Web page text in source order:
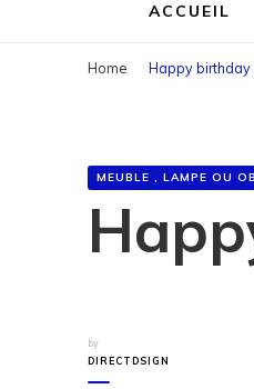
ACCUEIL
Home Happy birthday
MEUBLE , LAMPE OU
by
DIRECTDSIGN